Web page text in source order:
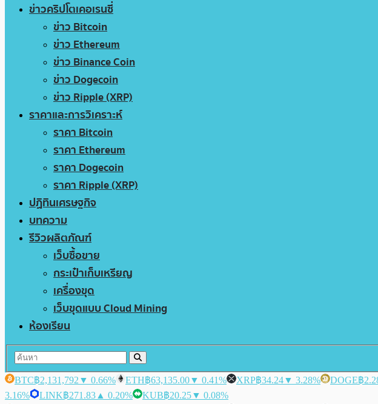
ข่าวคริปโตเคอเรนซี่
ข่าว Bitcoin
ข่าว Ethereum
ข่าว Binance Coin
ข่าว Dogecoin
ข่าว Ripple (XRP)
ราคาและการวิเคราะห์
ราคา Bitcoin
ราคา Ethereum
ราคา Dogecoin
ราคา Ripple (XRP)
ปฏิทินเศรษฐกิจ
บทความ
รีวิวผลิตภัณฑ์
เว็บซื้อขาย
กระเป๋าเก็บเหรียญ
เครื่องขุด
เว็บขุดแบบ Cloud Mining
ห้องเรียน
BTC฿2,131,792 ▼ 0.66% ETH฿63,135.00▼ 0.41% XRP฿34.24▼ 3.28% DOGE฿
3.16%
LINK฿271.83 ▲ 0.20% KUB฿20.25▼ 0.08%